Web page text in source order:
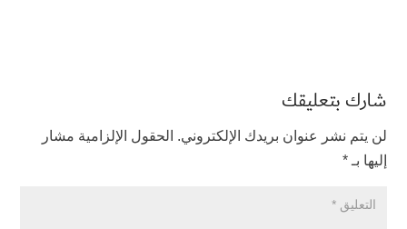
شارك بتعليقك
لن يتم نشر عنوان بريدك الإلكتروني. الحقول الإلزامية مشار
إليها بـ *